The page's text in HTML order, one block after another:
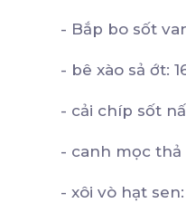
- Bắp bo sốt
- bê xào sả ớt:
- cải chíp sốt
- canh mọc thả
- xôi vò hạt sen: